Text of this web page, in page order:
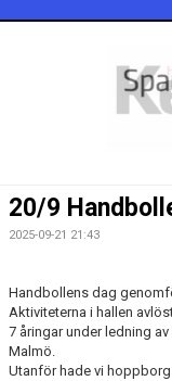
KALENDER
DOKUMENT
VÅRA LAG/TRÄNARE
20/9
2025-09-21 21:43
Handbollens dag
Aktiviteterna i hallen
7 åringar under ledning
Malmö.
Utanför hade vi